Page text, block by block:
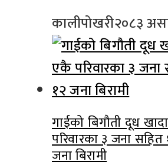
कालीपोखरी२०८३
गाईको बिगौती दूध
परिवारका ३ जना सहित
जना बिरामी